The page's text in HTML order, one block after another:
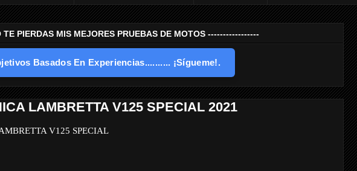
PIERDAS MIS MEJORES PRUEBAS DE MOTOS -----------------
Basados En Experiencias.......... ¡Sígueme!.
LAMBRETTA V125 SPECIAL 2021
V125 SPECIAL